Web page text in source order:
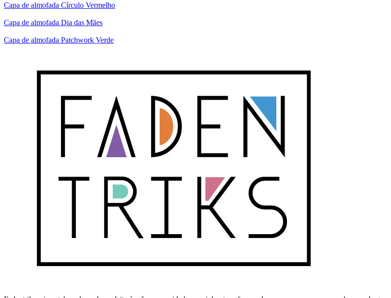
Capa de almofada Círculo Vermelho
Capa de almofada Dia das Mães
Capa de almofada Patchwork Verde